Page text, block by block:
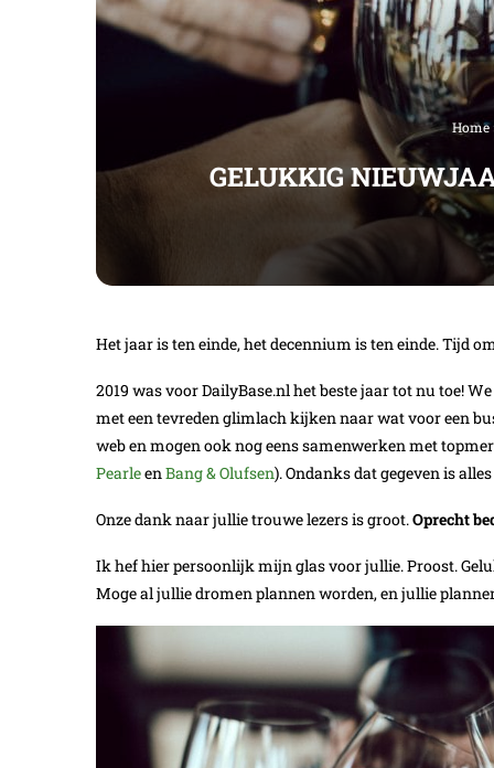
Home
GELUKKIG
Het jaar is ten einde, het decennium is ten einde. Tijd
2019 was voor DailyBase.nl het beste jaar tot nu toe!
met een tevreden glimlach kijken naar wat voor een
web en mogen ook nog eens samenwerken met
PearleenBang & Olufsen). Ondanks dat gegeven is
Onze dank naar jullie trouwe lezers is groot.Oprecht
Ik hef hier persoonlijk mijn glas voor jullie. Proost.
Moge al jullie dromen plannen worden, en jullie